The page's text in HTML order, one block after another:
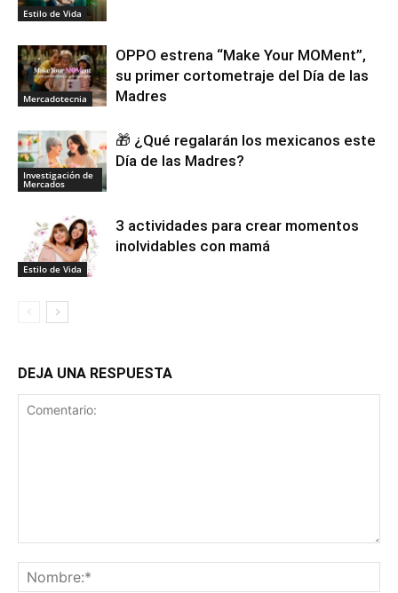
Estilo de Vida
Mercadotecnia
OPPO estrena “Make Your MOMent”,
su primer cortometraje del Día de las
Madres
Investigación de
Mercados
🎁 ¿Qué regalarán los mexicanos este
Día de las Madres?
Estilo de Vida
3 actividades para crear momentos
inolvidables con mamá
DEJA UNA RESPUESTA